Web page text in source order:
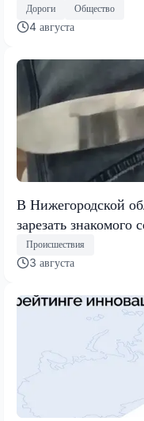
Дороги Общество
4 августа
В Нижегородской
зарезать знакомого
Происшествия
3 августа